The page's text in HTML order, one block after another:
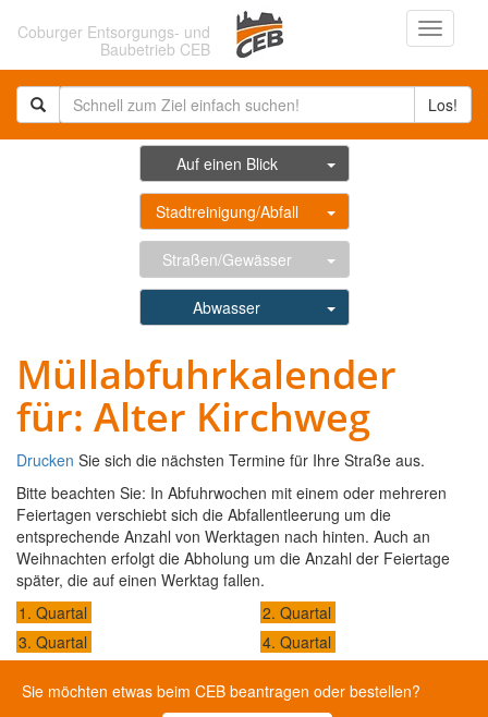
Coburger Entsorgungs- und
Baubetrieb CEB
ein-/
Los!
Auf einen Blick
Stadtreinigung/Abfall
Straßen/Gewässer
Abwasser
Müllabfuhrkalender
für: Alter Kirchweg
Drucken Sie sich die nächsten Termine für Ihre Straße aus.
Bitte beachten Sie: In Abfuhrwochen mit einem oder mehreren
Feiertagen verschiebt sich die Abfallentleerung um die
entsprechende Anzahl von Werktagen nach hinten. Auch an
Weihnachten erfolgt die Abholung um die Anzahl der Feiertage
später, die auf einen Werktag fallen.
1. Quartal
2. Quartal
3. Quartal
4. Quartal
Sie möchten etwas beim CEB beantragen oder bestellen?